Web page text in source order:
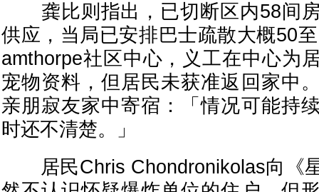
龚比则指出，已切断区内58间房
供应，当局已安排巴士疏散大概50
amthorpe社区中心，义工在中心为
宠物资料，但居民未获准返回家中
亲朋寂友家中寄宿：「情况可能持
时还不清楚。」
居民Chris Chondronikolas向《